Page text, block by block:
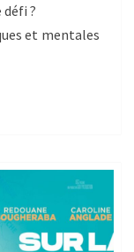
?
et mentales